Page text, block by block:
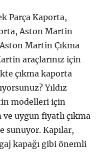
Parça Kaporta,
Aston Martin
Martin Çıkma
araçlarınız için
çıkma kaporta
Yıldız
modelleri için
uygun fiyatlı çıkma
sunuyor. Kapılar,
kapağı gibi önemli